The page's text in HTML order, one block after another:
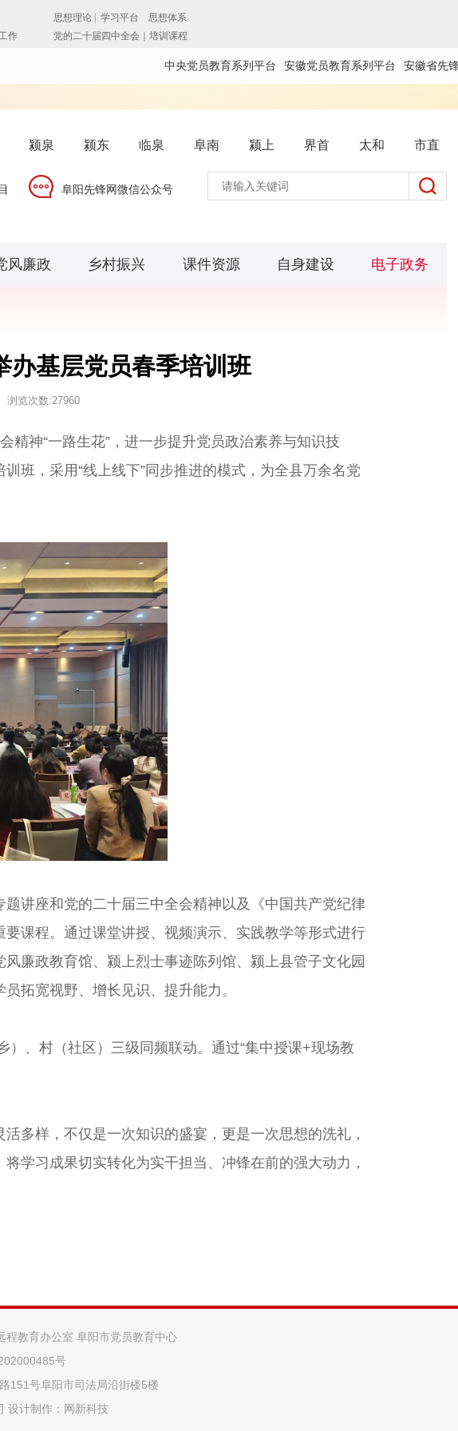
中央党员教育系列平台 安徽党员教育系列平台 安徽省先
颍泉 颍东 临泉 阜南 颍上 界首 太和 市直
阜阳先锋网微信公众号
风廉政 乡村振兴 课件资源 自身建设 电子政务
基层党员春季培训班
浏览次数:27960
神“一路生花”，进一步提升党员政治素养与知识技
班，采用“线上线下”同步推进的模式，为全县万余名党
讲座和党的二十届三中全会精神以及《中国共产党纪律
课程。通过课堂讲授、视频演示、实践教学等形式进行
廉政教育馆、颍上烈士事迹陈列馆、颍上县管子文化园
拓宽视野、增长见识、提升能力。
、村（社区）三级同频联动。通过“集中授课+现场教
样，不仅是一次知识的盛宴，更是一次思想的洗礼，
学习成果切实转化为实干担当、冲锋在前的强大动力，
程教育办公室 阜阳市党员教育中心
号
151号阜阳市司法局沿街楼5楼
设计制作： 网新科技